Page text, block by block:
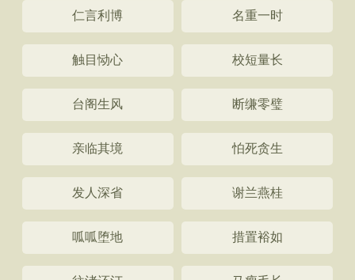
仁言利博 名重一时
触目恸心 校短量长
台阁生风 断缣零璧
亲临其境 怕死贪生
发人深省 谢兰燕桂
呱呱堕地 措置裕如